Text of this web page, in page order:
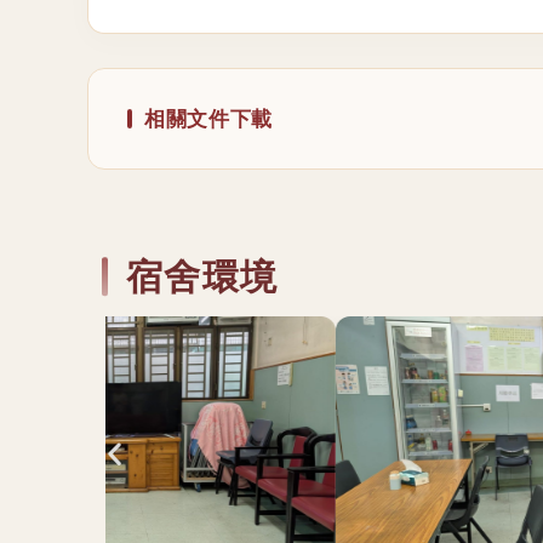
相關文件下載
宿舍環境